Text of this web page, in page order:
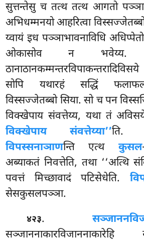
सुत्तन्तेसु च तत्थ तत्थ आगतो
अभिधम्मनयो आहरित्वा
य्वायं इध पञ्ञाभावनाविधि
ओकासोव न भवेय्य.
सोपि यथारहं सद्धिं
विस्सज्जेतब्बो सिया. सो च पन
विक्खेपाय संवत्तेय्य, यथा तं
विक्खेपाय संवत्तेय्या’’ति.
विपस्सनाञाणन्ति एत्थ कुसल
अब्याकतं निवत्तेति, तथा ‘‘अत्थि
पवत्तं मिच्छावादं पटिसेधेति.
सेसकुसलपञ्ञा.
४२३.